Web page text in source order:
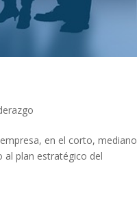
en el corto, mediano
al plan estratégico del